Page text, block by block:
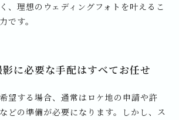
、理想のウェディングフォトを叶えるこ
です。
に必要な手配はすべてお任せ
望する場合、通常はロケ地の申請や許
どの準備が必要になります。しかし、ス